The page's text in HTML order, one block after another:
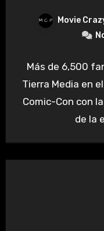
Movie
Más de 6,500
Tierra Media en
Comic-Con con
de la